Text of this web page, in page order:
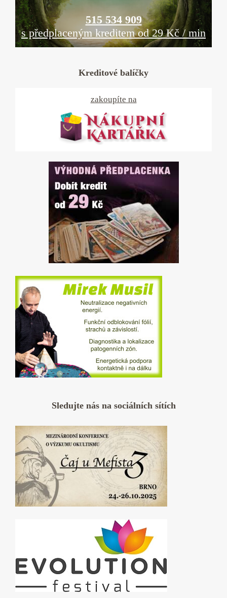
515 534 909
s předplaceným kreditem od 29 Kč / min
Kreditové balíčky
zakoupíte na
Sledujte nás na sociálních sítích